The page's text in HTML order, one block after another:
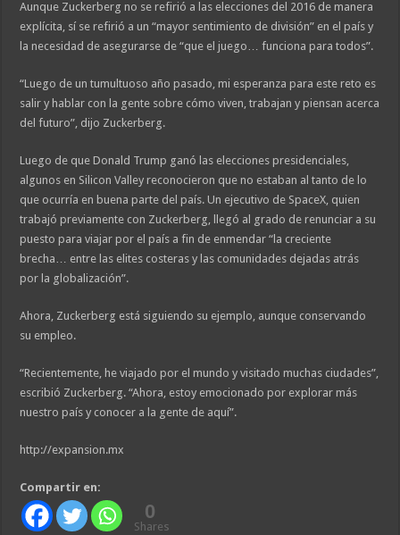
Aunque Zuckerberg no se refirió a las elecciones del 2016 de manera
explícita, sí se refirió a un “mayor sentimiento de división” en el país y
la necesidad de asegurarse de “que el juego… funciona para todos”.
“Luego de un tumultuoso año pasado, mi esperanza para este reto es
salir y hablar con la gente sobre cómo viven, trabajan y piensan acerca
del futuro”, dijo Zuckerberg.
Luego de que Donald Trump ganó las elecciones presidenciales,
algunos en Silicon Valley reconocieron que no estaban al tanto de lo
que ocurría en buena parte del país. Un ejecutivo de SpaceX, quien
trabajó previamente con Zuckerberg, llegó al grado de renunciar a su
puesto para viajar por el país a fin de enmendar “la creciente
brecha… entre las elites costeras y las comunidades dejadas atrás
por la globalización”.
Ahora, Zuckerberg está siguiendo su ejemplo, aunque conservando
su empleo.
“Recientemente, he viajado por el mundo y visitado muchas ciudades”,
escribió Zuckerberg. “Ahora, estoy emocionado por explorar más
nuestro país y conocer a la gente de aquí”.
http://expansion.mx
Compartir en:
0
Shares